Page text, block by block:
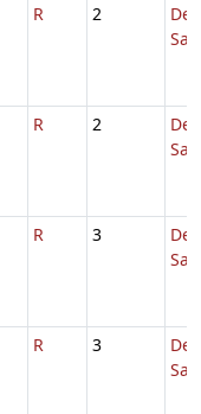
R 2
De
R 2
De
R 3
De
R 3
De